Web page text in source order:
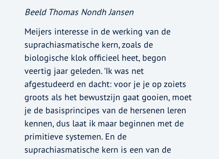
Beeld Thomas Nondh Jansen
Meijers interesse in de werking van de
suprachiasmatische kern, zoals de
biologische klok officieel heet, begon
veertig jaar geleden. ‘Ik was net
afgestudeerd en dacht: voor je je op zoiets
groots als het bewustzijn gaat gooien, moet
je de basisprincipes van de hersenen leren
kennen, dus laat ik maar beginnen met de
primitieve systemen. En de
suprachiasmatische kern is een van de